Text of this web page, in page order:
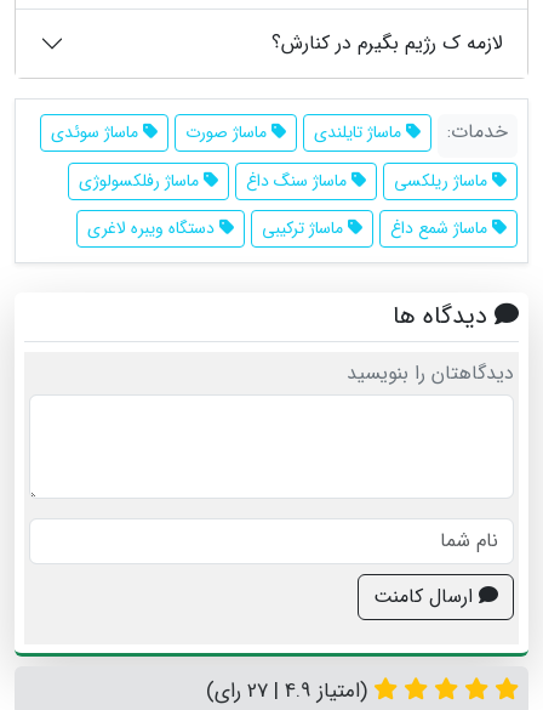
لازمه ک رژیم بگیرم در کنارش؟
خدمات: ماساژ تایلندی ماساژ صورت
ماساژ سوئدی
ماساژ ریلکسی
ماساژ سنگ داغ
ماساژ رفلکسولوژی
ماساژ شمع داغ
ماساژ ترکیبی دستگاه ویبره لاغری
دیدگاه ها
دیدگاهتان را بنویسید
ارسال کامنت
(امتیاز 4.9 | 27 رای)